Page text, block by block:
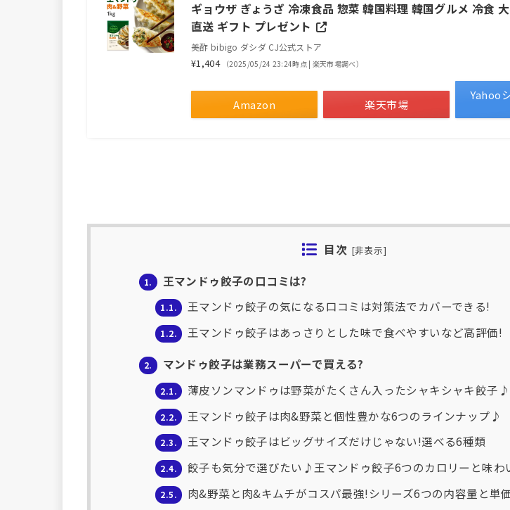
ギョウザ ぎょうざ 冷凍食品 惣菜 韓国料理 韓国グルメ 冷食
直送 ギフト プレゼント
美酢 bibigo ダシダ CJ公式ストア
¥1,404 （2025/05/24 23:24時点 | 楽天市場調べ）
Amazon 楽天市場
Yahoo
目次 [非表示]
1. 王マンドゥ餃子の口コミは?
1.1. 王マンドゥ餃子の気になる口コミは対策法でカバーできる!
1.2. 王マンドゥ餃子はあっさりとした味で食べやすいなど高評価!
2. マンドゥ餃子は業務スーパーで買える?
2.1. 薄皮ソンマンドゥは野菜がたくさん入ったシャキシャキ餃子♪
2.2. 王マンドゥ餃子は肉&野菜と個性豊かな6つのラインナップ♪
2.3. 王マンドゥ餃子はビッグサイズだけじゃない!選べる6種類
2.4. 餃子も気分で選びたい♪王マンドゥ餃子6つのカロリーと味わ
2.5. 肉&野菜と肉&キムチがコスパ最強!シリーズ6つの内容量と単